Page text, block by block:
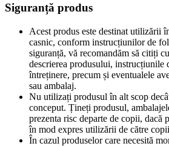
Siguranță produs
Acest produs este destinat utilizării
casnic, conform instrucțiunilor de
siguranță, vă recomandăm să citiți
descrierea produsului, instrucțiunile
întreținere, precum și eventualele
sau ambalaj.
Nu utilizați produsul în alt scop
conceput. Țineți produsul,
prezenta risc departe de copii, dacă
în mod expres utilizării de către
În cazul produselor care necesită